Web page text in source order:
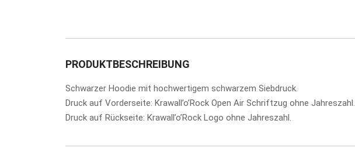
PRODUKTBESCHREIBUNG
Schwarzer Hoodie mit hochwertigem schwarzem Siebdruck.
Druck auf Vorderseite: Krawall’o’Rock Open Air Schriftzug ohne Jahreszahl.
Druck auf Rückseite: Krawall’o’Rock Logo ohne Jahreszahl.